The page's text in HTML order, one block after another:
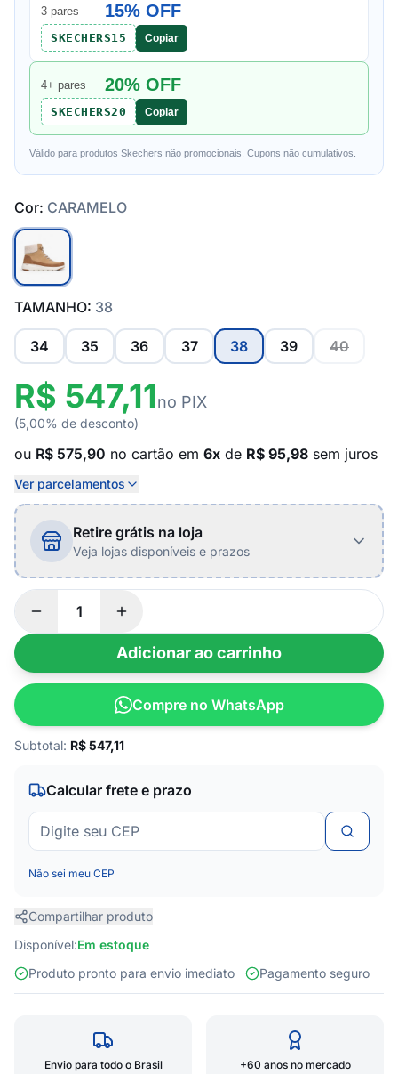
3 pares 15% OFF
SKECHERS15 Copiar
4+ pares 20% OFF
SKECHERS20 Copiar
Válido para produtos Skechers não promocionais. Cupons não cumulativos.
Cor: CARAMELO
TAMANHO: 38
34 35 36 37 38 39 40
R$ 547,11no PIX
(5,00% de desconto)
ou R$ 575,90 no cartão em 6x de R$ 95,98 sem juros
Ver parcelamentos
Retire grátis na loja
Veja lojas disponíveis e prazos
Adicionar ao carrinho
Compre no WhatsApp
Subtotal: R$547,11
Calcular frete e prazo
Não sei meu CEP
Compartilhar produto
Disponível:Em estoque
Produto pronto para envio imediato
Pagamento seguro
Envio para todo o Brasil +60 anos no mercado